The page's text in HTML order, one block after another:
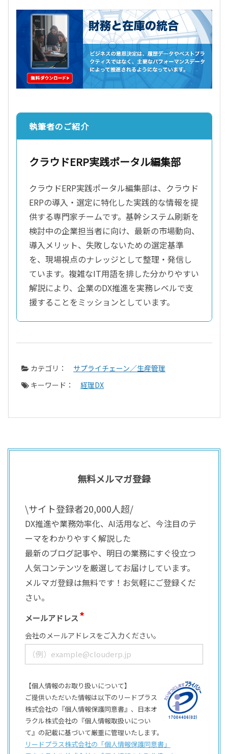
執筆者のご紹介
クラウドERP実践ポータル編集部
クラウドERP実践ポータル編集部は、クラウド
ERPの導入・選定に特化した実践的な情報を提
供する専門家チームです。基幹システム刷新を
検討中の企業担当者に向け、最新の市場動向、
導入メリット、失敗しないための選定基準
を、現場視点のナレッジとして整理・発信し
ています。複雑なIT用語を排した分かりやすい
解説により、企業のDX推進を実務レベルで支
援することをミッションとしています。
カテゴリ：
サプライチェーン／生産管理
キーワード：
経理DX
無料メルマガ登録
\サイト登録者20,000人超/
DX推進や業務効率化、AI活用など、今注目のテ
ーマをわかりやすく解説した
最新のブログ記事や、明日の業務にすぐ役立つ
人気コンテンツを厳選してお届けしています。
メルマガ登録は無料です！お気軽にご登録くだ
さい。
メールアドレス
会社のメールアドレスをご入力ください。
【個人情報のお取り扱いについて】
ご提供いただいた情報は以下のリードプラス
株式会社の『個人情報保護同意書』、日本オ
ラクル株式会社の『個人情報取扱いについ
て』の記載に基づいて厳重に管理いたします。
リードプラス株式会社の「個⼈情報保護同意書」